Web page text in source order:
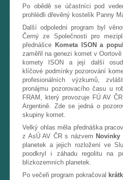
Po obědě se účastníci pod
prohlédli dřevěný kostelík Panny
Další odpolední program byl
Černý ze Společnosti pro
přednášce Kometa ISON a
zaměřil na genezi komet v
komety ISON a její další
klíčové podmínky pozorování
profesionálních výzkumů,
pronájmu pozorovacího času u
FRAM, který provozuje FÚ AV
Argentině. Zde se jedná o
skupiny komet.
Velký ohlas měla přednáška
z AsÚ AV ČR s názvem Novinky
planetek a jejich rozložení ve
poodkryl i záhadu regolitu na
blízkozemních planetek.
Po večeři program pokračoval